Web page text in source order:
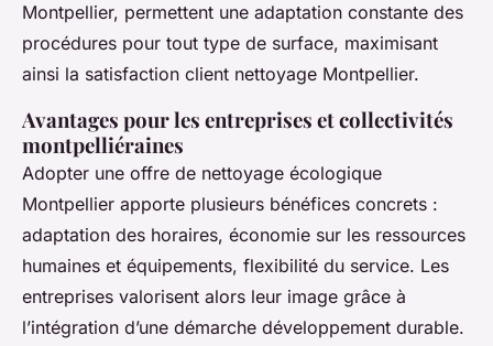
Montpellier, permettent une adaptation constante des
procédures pour tout type de surface, maximisant
ainsi la satisfaction client nettoyage Montpellier.
Avantages pour les entreprises et collectivités
montpelliéraines
Adopter une offre de nettoyage écologique
Montpellier apporte plusieurs bénéfices concrets :
adaptation des horaires, économie sur les ressources
humaines et équipements, flexibilité du service. Les
entreprises valorisent alors leur image grâce à
l’intégration d’une démarche développement durable.